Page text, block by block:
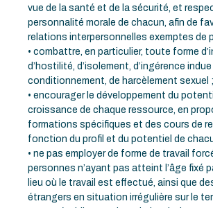
vue de la santé et de la sécurité, et
personnalité morale de chacun, afin de
relations interpersonnelles exemptes de
• combattre, en particulier, toute forme
d’hostilité, d’isolement, d’ingérence
conditionnement, de harcèlement sexuel ;
• encourager le développement du
croissance de chaque ressource, en
formations spécifiques et des cours de
fonction du profil et du potentiel de
• ne pas employer de forme de travail
personnes n’ayant pas atteint l’âge fixé
lieu où le travail est effectué, ainsi que
étrangers en situation irrégulière sur le